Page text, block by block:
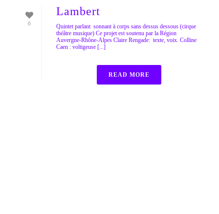
0
Lambert
Quintet parlant sonnant à corps sans dessus dessous (cirque
théâtre musique) Ce projet est soutenu par la Région
Auvergne-Rhône-Alpes Claire Rengade: texte, voix. Colline
Caen : voltigeuse [...]
READ MORE